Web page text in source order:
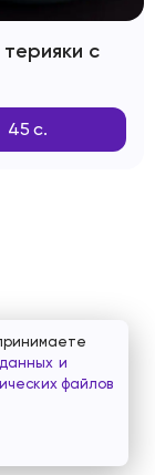
с
45 с.
и
файлов